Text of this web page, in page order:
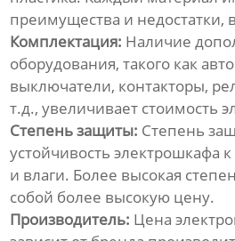
преимущества и
Комплектация: Наличие
оборудования, такого как
выключатели, контакторы,
т.д., увеличивает стоимость
Степень защиты: Степень
устойчивостьэлектрошкафа
и влаги. Более высокая
собой более высокую цену.
Производитель: Цена